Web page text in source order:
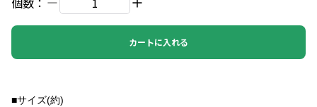
カートに入れる
■サイズ(約)